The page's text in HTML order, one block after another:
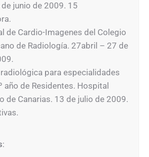
junio de 2009. 15
de Cardio-Imagenes del Colegio
de Radiología. 27abril – 27 de
para especialidades
año de Residentes. Hospital
de Canarias. 13 de julio de 2009.
: